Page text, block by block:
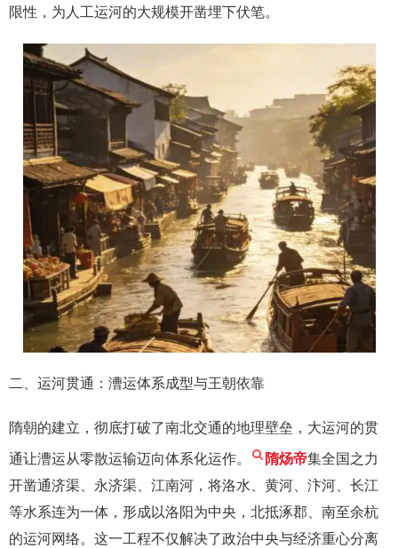
限性，为人工运河的大规模开凿埋下伏笔。
二、运河贯通：漕运体系成型与王朝依靠
隋朝的建立，彻底打破了南北交通的地理壁垒，大运河的贯
通让漕运从零散运输迈向体系化运作。 隋炀帝集全国之力
开凿通济渠、永济渠、江南河，将洛水、黄河、汴河、长江
等水系连为一体，形成以洛阳为中央，北抵涿郡、南至余杭
的运河网络。这一工程不仅解决了政治中央与经济重心分离